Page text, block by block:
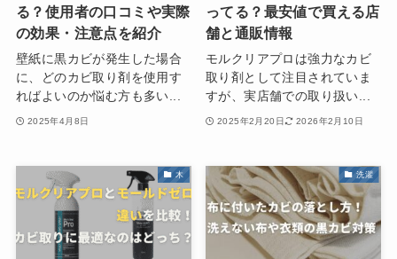
る？使用者の口コミや実際
の効果・注意点を紹介
壁紙に黒カビが発生した場合
に、どのカビ取り剤を使用す
ればよいのか悩む方も多い...
2025年4月8日
ってる？最安値で買える店
舗と通販情報
モルクリアプロは強力なカビ
取り剤として注目されていま
すが、実店舗での取り扱い...
2025年2月20日 2026年2月10日
木 洗濯